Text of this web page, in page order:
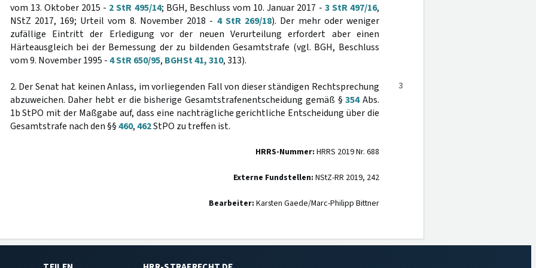
vom 13. Oktober 2015 - 2 StR 495/14; BGH, Beschluss vom 10. Januar 2017 - 3 StR 497/16,
NStZ 2017, 169; Urteil vom 8. November 2018 - 4 StR 269/18). Der mehr oder weniger
zufällige Eintritt der Erledigung vor der neuen Verurteilung erfordert aber einen
Härteausgleich bei der Bemessung der zu bildenden Gesamtstrafe (vgl. BGH, Beschluss
vom 9. November 1995 -4 StR 650/95, BGHSt 41, 310, 313).
3
2. Der Senat hat keinen Anlass, im vorliegenden Fall von dieser ständigen Rechtsprechung
abzuweichen. Daher hebt er die bisherige Gesamtstrafenentscheidung gemäß §354Abs.
1b StPO mit der Maßgabe auf, dass eine nachträgliche gerichtliche Entscheidung über die
Gesamtstrafe nach den §§460,462StPO zu treffen ist.
HRRS-Nummer: HRRS 2019 Nr. 688
Externe Fundstellen: NStZ-RR 2019, 242
Bearbeiter: Karsten Gaede/Marc-Philipp Bittner